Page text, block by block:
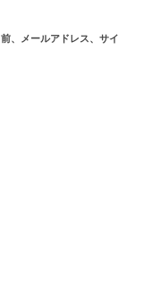
、メールアドレス、サイ